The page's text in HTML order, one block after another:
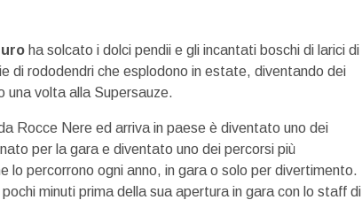
ha solcato i dolci pendii e gli incantati boschi di larici di
di rododendri che esplodono in estate, diventando dei
una volta alla Supersauze.
Rocce Nere ed arriva in paese è diventato uno dei
per la gara e diventato uno dei percorsi più
lo percorrono ogni anno, in gara o solo per divertimento.
minuti prima della sua apertura in gara con lo staff di